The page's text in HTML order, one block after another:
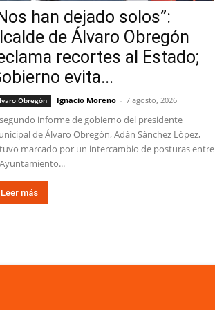
han dejado solos”:
de Álvaro Obregón
recortes al Estado;
evita...
Obregón Ignacio Moreno - 7 agosto, 2026
informe de gobierno del presidente
de Álvaro Obregón, Adán Sánchez López,
marcado por un intercambio de posturas entre
Leer más